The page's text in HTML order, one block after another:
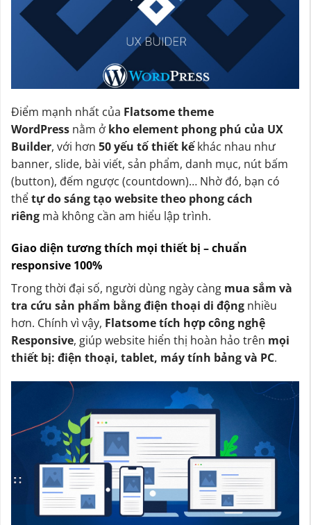
Điểm mạnh nhất của Flatsome theme
WordPress nằm ở kho element phong phú của UX
Builder, với hơn 50 yếu tố thiết kếkhác nhau như
banner, slide, bài viết, sản phẩm, danh mục, nút bấm
(button), đếm ngược (countdown)… Nhờ đó, bạn có
thểtự do sáng tạo website theo phong cách
riêng mà không cần am hiểu lập trình.
Giao diện tương thích mọi thiết bị – chuẩn
responsive 100%
Trong thời đại số, người dùng ngày càng mua sắm và
tra cứu sản phẩm bằng điện thoại di động nhiều
hơn. Chính vì vậy, Flatsome tích hợp công nghệ
Responsive, giúp website hiển thị hoàn hảo trên mọi
thiết bị: điện thoại, tablet, máy tính bảng và PC.